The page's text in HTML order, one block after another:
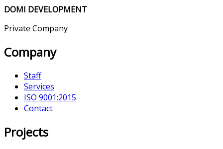
DOMI DEVELOPMENT
Private Company
Company
Staff
Services
ISO 9001:2015
Contact
Projects